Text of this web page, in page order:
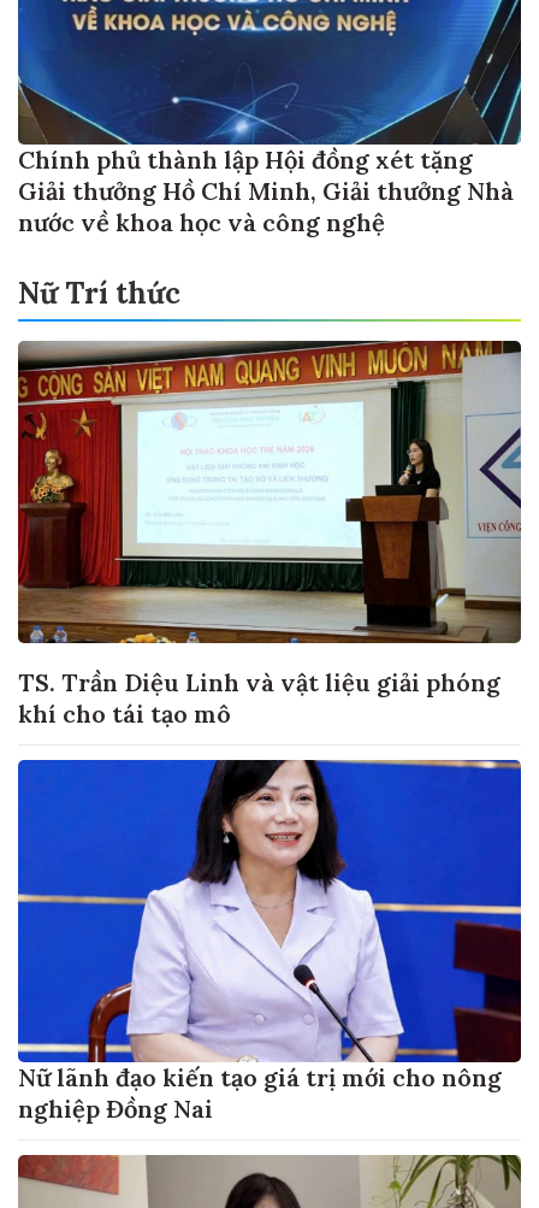
Chính phủ thành lập Hội đồng xét tặng
Giải thưởng Hồ Chí Minh, Giải thưởng Nhà
nước về khoa học và công nghệ
Nữ Trí thức
TS. Trần Diệu Linh và vật liệu giải phóng
khí cho tái tạo mô
Nữ lãnh đạo kiến tạo giá trị mới cho nông
nghiệp Đồng Nai